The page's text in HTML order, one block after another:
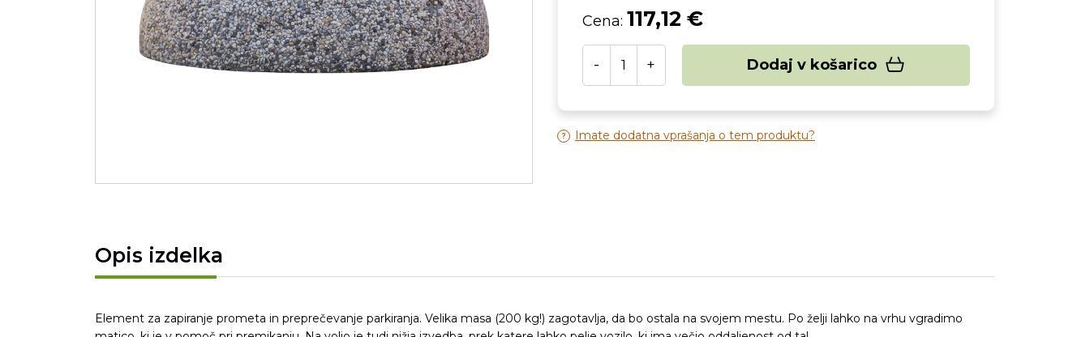
Cena: 117,12 €
- + Dodaj v košarico
Imate dodatna vprašanja o tem produktu?
Opis izdelka
Element za zapiranje prometa in preprečevanje parkiranja. Velika masa (200 kg!) zagotavlja, da bo ostala na svojem mestu. Po želji lahko na vrhu vgradimo